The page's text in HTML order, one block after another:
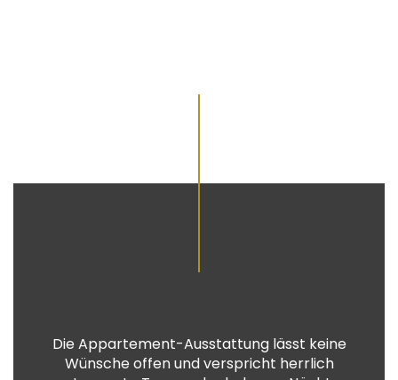
Die Appartement-Ausstattung lässt keine
Wünsche offen und verspricht herrlich